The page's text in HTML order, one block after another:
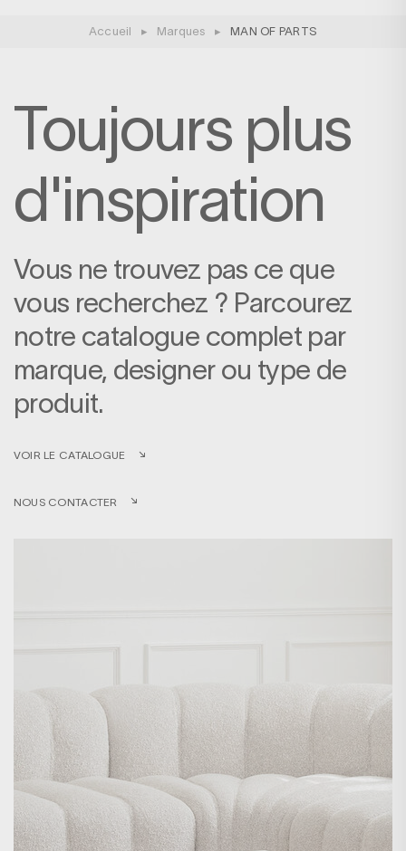
Accueil ▸ Marques ▸ MAN OF PARTS
Toujours plus
d'inspiration
Vous ne trouvez pas ce que
vous recherchez ? Parcourez
notre catalogue complet par
marque, designer ou type de
produit.
VOIR LE CATALOGUE
NOUS CONTACTER